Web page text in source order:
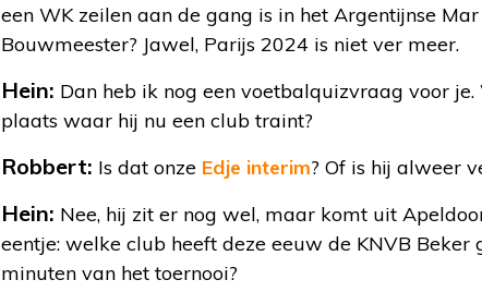
een WK zeilen aan de gang is in het Argentijnse
Bouwmeester? Jawel, Parijs 2024 is niet ver meer.
Hein: Dan heb ik nog een voetbalquizvraag voor
plaats waar hij nu een club traint?
Robbert: Is dat onze Edje interim? Of is hij alweer
Hein: Nee, hij zit er nog wel, maar komt uit
eentje: welke club heeft deze eeuw de KNVB
minuten van het toernooi?